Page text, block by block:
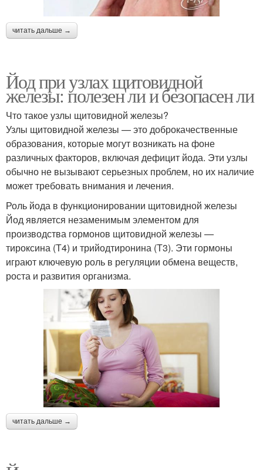
читать дальше →
Йод при узлах щитовидной
железы: полезен ли и безопасен ли
Что такое узлы щитовидной железы?
Узлы щитовидной железы — это доброкачественные
образования, которые могут возникать на фоне
различных факторов, включая дефицит йода. Эти узлы
обычно не вызывают серьезных проблем, но их наличие
может требовать внимания и лечения.
Роль йода в функционировании щитовидной железы
Йод является незаменимым элементом для
производства гормонов щитовидной железы —
тироксина (Т4) и трийодтиронина (Т3). Эти гормоны
играют ключевую роль в регуляции обмена веществ,
роста и развития организма.
читать дальше →